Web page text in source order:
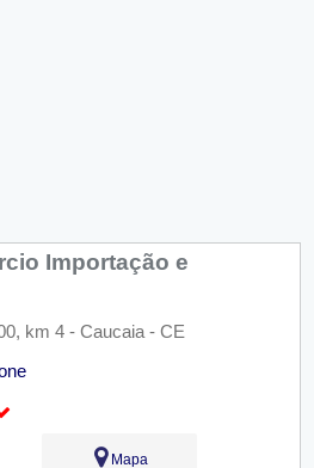
Importação e
km 4 - Caucaia - CE
Mapa